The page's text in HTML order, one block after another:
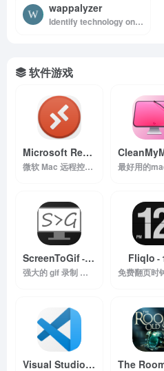
wappalyzer
Identify technology on websites
软件游戏
Microsoft Remote Desktop
-
微软 Mac 远程控制 Windows 软件
ScreenToGif- 最新
强大的 gif 录制 剪辑工具
Fliqlo -
Visual Studio Code
- 1.43